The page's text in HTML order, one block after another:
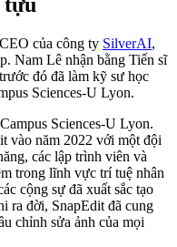
của công ty SilverAI,
Nam Lê nhận bằng Tiến sĩ
đó đã làm kỹ sư học
Sciences-U Lyon.
Sciences-U Lyon.
vào năm 2022 với một đội
các lập trình viên và
trong lĩnh vực trí tuệ nhân
cộng sự đã xuất sắc tạo
ra đời, SnapEdit đã cung
chỉnh sửa ảnh của mọi